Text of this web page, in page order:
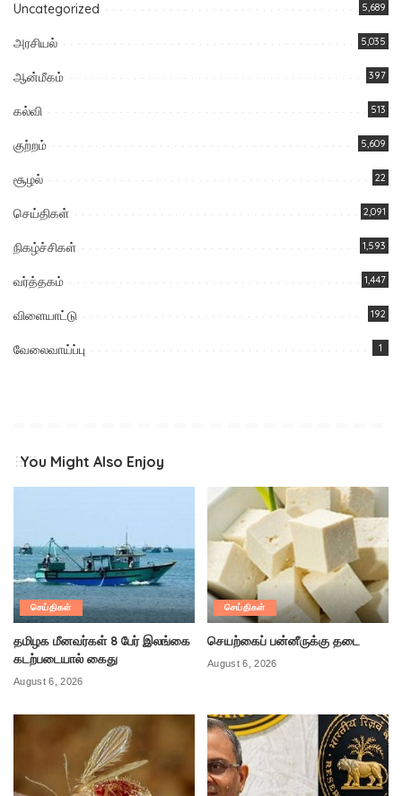
Uncategorized 5,689
அரசியல் 5,035
ஆன்மீகம் 397
கல்வி 513
குற்றம் 5,609
சூழல் 22
செய்திகள் 2,091
நிகழ்ச்சிகள் 1,593
வர்த்தகம் 1,447
விளையாட்டு 192
வேலைவாய்ப்பு 1
You Might Also Enjoy
செய்திகள்
தமிழக மீனவர்கள் 8 பேர் இலங்கை
கடற்படையால் கைது
August 6, 2026
செய்திகள்
செயற்கைப் பன்னீருக்கு தடை
August 6, 2026